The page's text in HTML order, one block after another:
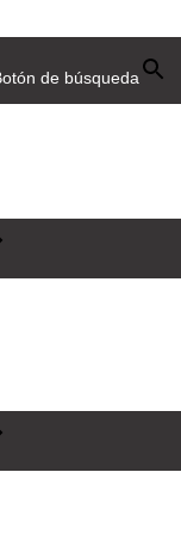
de búsqueda